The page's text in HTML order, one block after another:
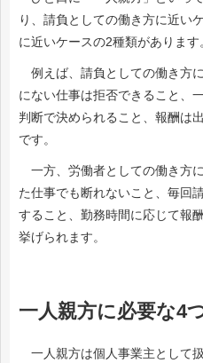
り、請負としての働き方に近い
に近いケースの2種類があります
例えば、請負としての働き方
にない仕事は拒否できること、
判断で決められること、報酬は
です。
一方、労働者としての働き方
た仕事でも断れないこと、毎回
すること、勤務時間に応じて報
挙げられます。
一人親方に必要な4
一人親方は個人事業主として